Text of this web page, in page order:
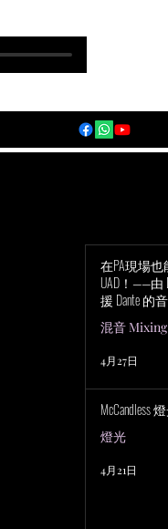
在PA現場
UAD！——由
援 Dante 的
Audio Apollo
混音 Mixing
4月27日
McCandless
燈光
4月21日